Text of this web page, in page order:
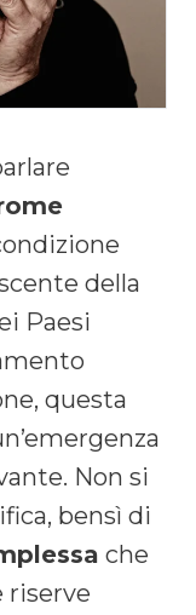
della
Paesi
questa
Non si
bensì di
che
riserve